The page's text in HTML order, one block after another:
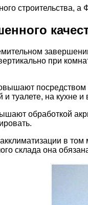
строительства,
при
туалете, на кухне и
обработкой
в
склада она